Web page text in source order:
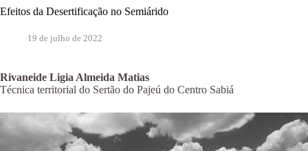
Efeitos da Desertificação no Semiárido
19 de julho de 2022
Rivaneide Ligia Almeida Matias
Técnica territorial do Sertão do Pajeú do Centro Sabiá